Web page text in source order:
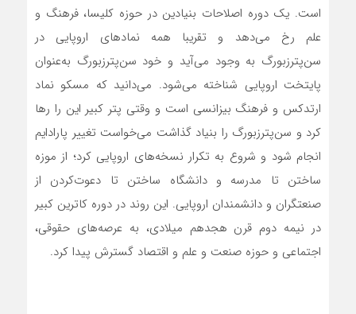
است. یک دوره اصلاحات بنیادین در حوزه کلیسا، فرهنگ و
علم رخ می‌دهد و تقریبا همه نمادهای اروپایی در
سن‌پترزبورگ به وجود می‌آید و خود سن‌پترزبورگ به‌عنوان
پایتخت اروپایی شناخته می‌شود. می‌دانید که مسکو نماد
ارتدکس و فرهنگ بیزانسی است و وقتی پتر کبیر این را رها
کرد و سن‌پترزبورگ را بنیاد گذاشت می‌خواست تغییر پارادایم
انجام شود و شروع به تکرار نسخه‌های اروپایی کرد؛ از موزه
ساختن تا مدرسه و دانشگاه ساختن تا دعوت‌‌کردن از
صنعتگران و دانشمندان اروپایی. این روند در دوره کاترین کبیر
در نیمه دوم قرن هجدهم میلادی، به عرصه‌های حقوقی،
اجتماعی و حوزه صنعت و علم و اقتصاد گسترش پیدا کرد.